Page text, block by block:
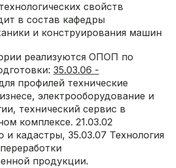
свойств
в состав кафедры
и конструирования машин
реализуются ОПОП по
35.03.06 -
профилей технические
электрооборудование и
технический сервис в
комплексе. 21.03.02
и кадастры, 35.03.07 Технология
продукции.